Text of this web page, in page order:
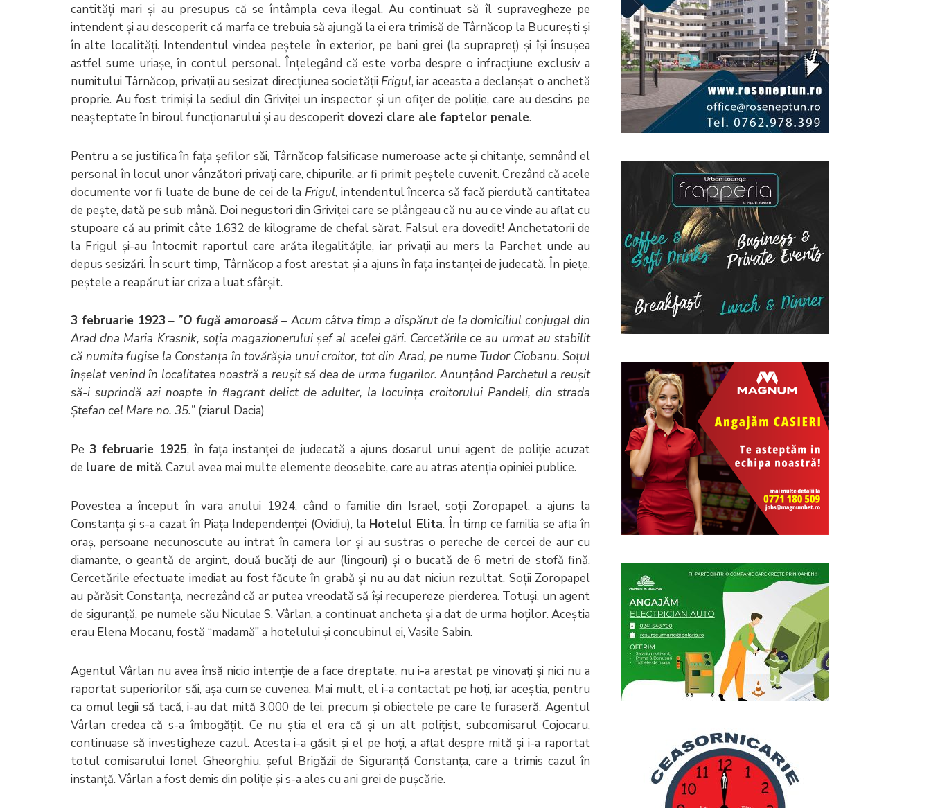
cantități mari și au presupus că se întâmpla ceva ilegal. Au continuat să îl supravegheze pe
intendent și au descoperit că marfa ce trebuia să ajungă la ei era trimisă de Târnăcop la București și
în alte localități. Intendentul vindea peștele în exterior, pe bani grei (la suprapreț) și își însușea
astfel sume uriașe, în contul personal. Înțelegând că este vorba despre o infracțiune exclusiv a
numitului Târnăcop, privații au sesizat direcțiunea societății Frigul, iar aceasta a declanșat o anchetă
proprie. Au fost trimiși la sediul din Griviței un inspector și un ofițer de poliție, care au descins pe
neașteptate în biroul funcționarului și au descoperit dovezi clare ale faptelor penale.
Pentru a se justifica în fața șefilor săi, Târnăcop falsificase numeroase acte și chitanțe, semnând el
personal în locul unor vânzători privați care, chipurile, ar fi primit peștele cuvenit. Crezând că acele
documente vor fi luate de bune de cei de la Frigul, intendentul încerca să facă pierdută cantitatea
de pește, dată pe sub mână. Doi negustori din Griviței care se plângeau că nu au ce vinde au aflat cu
stupoare că au primit câte 1.632 de kilograme de chefal sărat. Falsul era dovedit! Anchetatorii de
la Frigul și-au întocmit raportul care arăta ilegalitățile, iar privații au mers la Parchet unde au
depus sesizări. În scurt timp, Târnăcop a fost arestat și a ajuns în fața instanței de judecată. În piețe,
peștele a reapărut iar criza a luat sfârșit.
3 februarie 1923 – ”O fugă amoroasă– Acum câtva timp a dispărut de la domiciliul conjugal din
Arad dna Maria Krasnik, soția magazionerului șef al acelei gări. Cercetările ce au urmat au stabilit
că numita fugise la Constanța în tovărășia unui croitor, tot din Arad, pe nume Tudor Ciobanu. Soțul
înșelat venind în localitatea noastră a reușit să dea de urma fugarilor. Anunțând Parchetul a reușit
să-i suprindă azi noapte în flagrant delict de adulter, la locuința croitorului Pandeli, din strada
Ștefan cel Mare no. 35.” (ziarul Dacia)
Pe 3 februarie 1925, în fața instanței de judecată a ajuns dosarul unui agent de poliție acuzat
de luare de mită. Cazul avea mai multe elemente deosebite, care au atras atenția opiniei publice.
Povestea a început în vara anului 1924, când o familie din Israel, soții Zoropapel, a ajuns la
Constanța și s-a cazat în Piața Independenței (Ovidiu), la Hotelul Elita. În timp ce familia se afla în
oraș, persoane necunoscute au intrat în camera lor și au sustras o pereche de cercei de aur cu
diamante, o geantă de argint, două bucăți de aur (lingouri) și o bucată de 6 metri de stofă fină.
Cercetările efectuate imediat au fost făcute în grabă și nu au dat niciun rezultat. Soții Zoropapel
au părăsit Constanța, necrezând că ar putea vreodată să își recupereze pierderea. Totuși, un agent
de siguranță, pe numele său Niculae S. Vârlan, a continuat ancheta și a dat de urma hoților. Aceștia
erau Elena Mocanu, fostă “madamă” a hotelului și concubinul ei, Vasile Sabin.
Agentul Vârlan nu avea însă nicio intenție de a face dreptate, nu i-a arestat pe vinovați și nici nu a
raportat superiorilor săi, așa cum se cuvenea. Mai mult, el i-a contactat pe hoți, iar aceștia, pentru
ca omul legii să tacă, i-au dat mită 3.000 de lei, precum și obiectele pe care le furaseră. Agentul
Vârlan credea că s-a îmbogățit. Ce nu știa el era că și un alt polițist, subcomisarul Cojocaru,
continuase să investigheze cazul. Acesta i-a găsit și el pe hoți, a aflat despre mită și i-a raportat
totul comisarului Ionel Gheorghiu, șeful Brigăzii de Siguranță Constanța, care a trimis cazul în
instanță. Vârlan a fost demis din poliție și s-a ales cu ani grei de pușcărie.